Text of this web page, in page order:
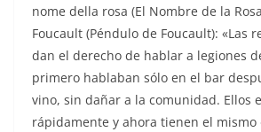
nome della rosa (El Nombre de la
Foucault (Péndulo de Foucault): «Las
dan el derecho de hablar a legiones
primero hablaban sólo en el bar
vino, sin dañar a la comunidad. Ellos
rápidamente y ahora tienen el